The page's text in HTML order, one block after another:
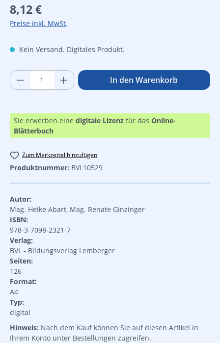
Regulärer Preis:
8,12 €
Preise inkl. MwSt.
Kein Versand. Digitales Produkt.
Produkt Anzahl: Gib den gewünschten
In den Warenkorb
Sie erwerben eine digitale Lizenz für das Online-
Blätterbuch
Zum Merkzettel hinzufügen
Produktnummer: BVL10529
Autor:
Mag. Heike Abart, Mag. Renate Ginzinger
ISBN:
978-3-7098-2321-7
Verlag:
BVL - Bildungsverlag Lemberger
Seiten:
126
Format:
A4
Typ:
digital
Hinweis: Nach dem Kauf können Sie auf diesen Artikel in
Ihrem Konto unter Bestellungen zugreifen.